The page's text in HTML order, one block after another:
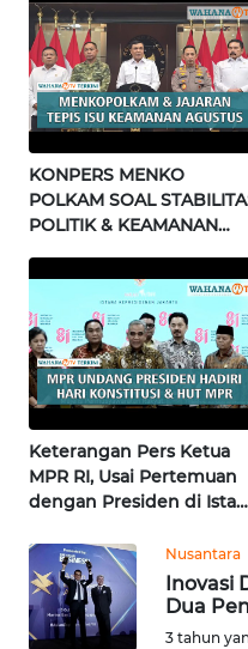
KONPERS MENKO
POLKAM SOAL
POLITIK & KEAMANAN
Terkini
Keterangan Pers Ketua
MPR RI, Usai Pertemuan
dengan Presiden di Istana
Nusantara
Inovasi
Dua
3 tahun
LAMPUNG
WN
JATENG
WN
NUSANTARA
WN
JOGJA
WN
JATIM
WN
BALI
KALBAR
WN
KALTENG